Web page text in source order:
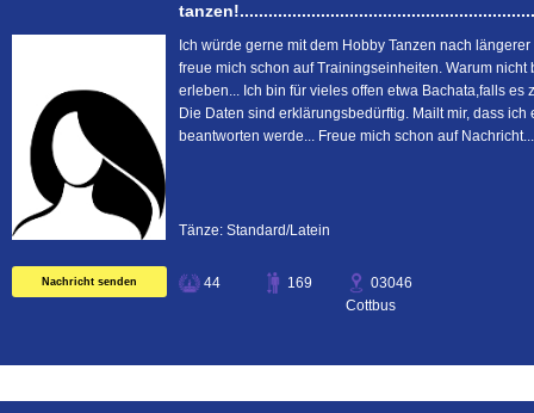
Ich würde gerne mit dem Hobby Tanzen nach
freue mich schon auf Trainingseinheiten. Warum nicht
erleben... Ich bin für vieles offen etwa Bachata,falls es
Die Daten sind erklärungsbedürftig. Mailt mir, dass ich
beantworten werde... Freue mich schon auf Nachricht...
Tänze: Standard/Latein
Nachricht senden 44 169
03046
Cottbus